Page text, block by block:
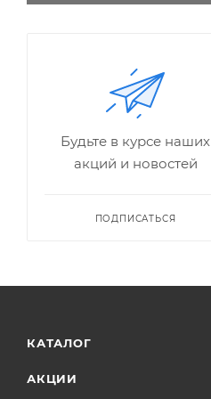
Будьте в курсе наших
акций и новостей
ПОДПИСАТЬСЯ
КАТАЛОГ
АКЦИИ